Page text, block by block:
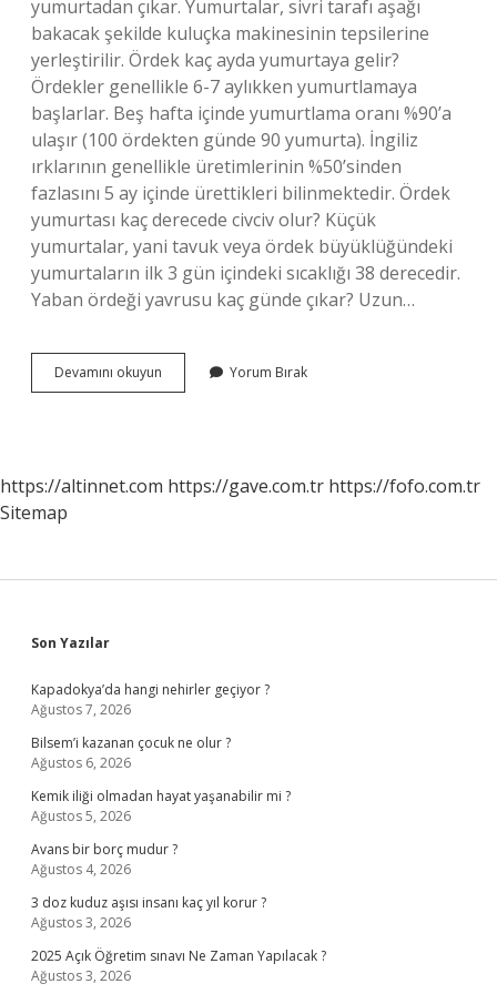
yumurtadan çıkar. Yumurtalar, sivri tarafı aşağı
bakacak şekilde kuluçka makinesinin tepsilerine
yerleştirilir. Ördek kaç ayda yumurtaya gelir?
Ördekler genellikle 6-7 aylıkken yumurtlamaya
başlarlar. Beş hafta içinde yumurtlama oranı %90’a
ulaşır (100 ördekten günde 90 yumurta). İngiliz
ırklarının genellikle üretimlerinin %50’sinden
fazlasını 5 ay içinde ürettikleri bilinmektedir. Ördek
yumurtası kaç derecede civciv olur? Küçük
yumurtalar, yani tavuk veya ördek büyüklüğündeki
yumurtaların ilk 3 gün içindeki sıcaklığı 38 derecedir.
Yaban ördeği yavrusu kaç günde çıkar? Uzun…
Devamını okuyun Ördeğin
Kuluçka
Yorum Bırak
https://altinnet.com https://gave.com.tr https://fofo.com.tr
Sitemap
Sidebar
Son Yazılar
Kapadokya’da hangi nehirler geçiyor ?
Ağustos 7, 2026
Bilsem’i kazanan çocuk ne olur ?
Ağustos 6, 2026
Kemik iliği olmadan hayat yaşanabilir mi ?
Ağustos 5, 2026
Avans bir borç mudur ?
Ağustos 4, 2026
3 doz kuduz aşısı insanı kaç yıl korur ?
Ağustos 3, 2026
2025 Açık Öğretim sınavı Ne Zaman Yapılacak ?
Ağustos 3, 2026